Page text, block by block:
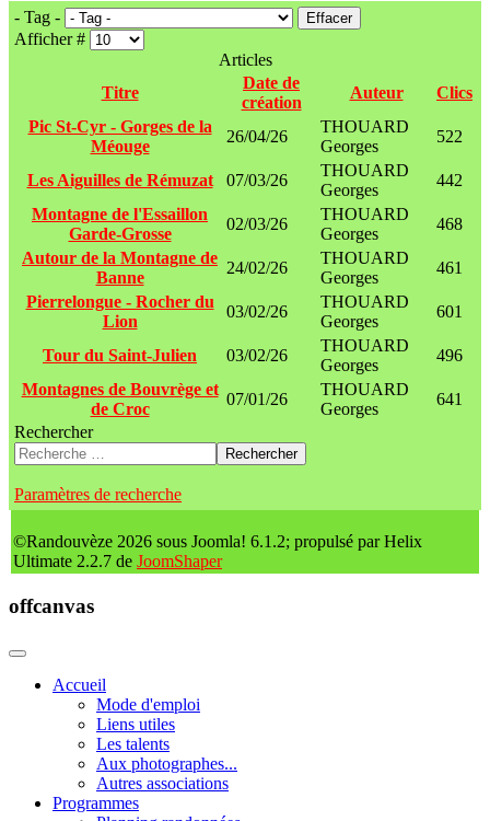
- Tag -
Effacer
Afficher #
Articles
Titre
Date de
création
Auteur
Clics
Pic St-Cyr - Gorges de la
Méouge
26/04/26
THOUARD
Georges
522
Les Aiguilles de Rémuzat 07/03/26
THOUARD
Georges
442
Montagne de l'Essaillon
Garde-Grosse
02/03/26
THOUARD
Georges
468
Autour de la Montagne de
Banne
24/02/26
THOUARD
Georges
461
Pierrelongue - Rocher du
Lion
03/02/26
THOUARD
Georges
601
Tour du Saint-Julien 03/02/26
THOUARD
Georges
496
Montagnes de Bouvrège et
de Croc
07/01/26
THOUARD
Georges
641
Rechercher
Rechercher
Paramètres de recherche
©Randouvèze 2026 sous Joomla! 6.1.2; propulsé par Helix
Ultimate 2.2.7 de JoomShaper
offcanvas
Accueil
Mode d'emploi
Liens utiles
Les talents
Aux photographes...
Autres associations
Programmes